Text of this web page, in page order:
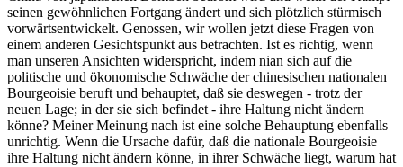
seinen gewöhnlichen Fortgang ändert und sich plötzlich stürmisch
vorwärtsentwickelt. Genossen, wir wollen jetzt diese Fragen von
einem anderen Gesichtspunkt aus betrachten. Ist es richtig, wenn
man unseren Ansichten widerspricht, indem nian sich auf die
politische und ökonomische Schwäche der chinesischen nationalen
Bourgeoisie beruft und behauptet, daß sie deswegen - trotz der
neuen Lage; in der sie sich befindet - ihre Haltung nicht ändern
könne? Meiner Meinung nach ist eine solche Behauptung ebenfalls
unrichtig. Wenn die Ursache dafür, daß die nationale Bourgeoisie
ihre Haltung nicht ändern könne, in ihrer Schwäche liegt, warum hat